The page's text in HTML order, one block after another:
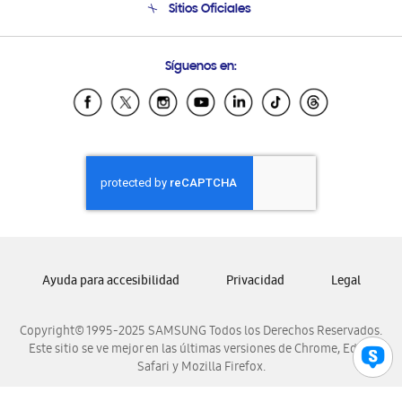
Soporte vía eMail
Sitios Oficiales
Samsung Ecuador
Samsung El Salvador
Samsung Honduras
Samsung Nicaragua
Samsung Panamá
Samsung Venezuela
Síguenos en:
Copyright© 1995-2025 SAMSUNG Todos los Derechos Reservados.
Este sitio se ve mejor en las últimas versiones de Chrome, Edge,
Safari y Mozilla Firefox.
Ayuda para accesibilidad Privacidad Legal